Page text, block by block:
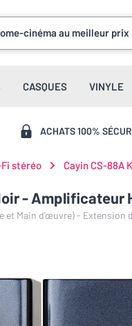
cinéma au meilleur prix
CASQUES VINYLE
ACHATS 100%
stéréo Cayin CS-88A
- Amplificateur
et Main d’œuvre) -